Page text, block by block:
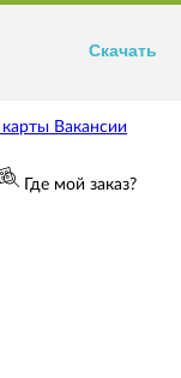
карты Вакансии
Где мой заказ?
Скачать